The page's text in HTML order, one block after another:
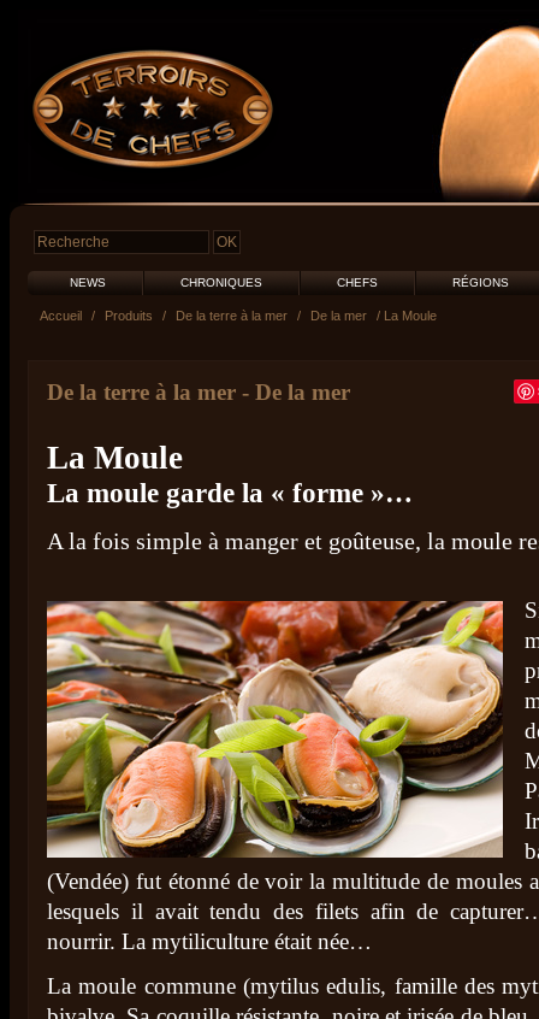
NEWS CHRONIQUES CHEFS RÉGIONS
Accueil / Produits / De la terre à la mer / De la mer / La Moule
De la terre à la mer - De la mer
La Moule
La moule garde la « forme »…
A la fois simple à manger et goûteuse, la moule
(Vendée) fut étonné de voir la multitude de moules
lesquels il avait tendu des filets afin de
nourrir. La mytiliculture était née…
La moule commune (mytilus edulis, famille des